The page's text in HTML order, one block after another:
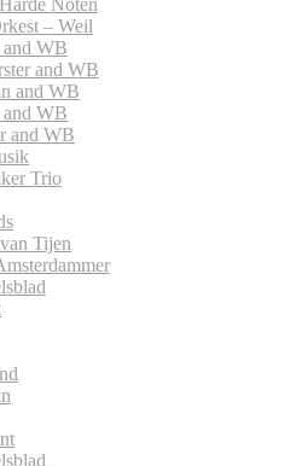
– Weil
and WB
and WB
and WB
and WB
and WB
Trio
Tijen